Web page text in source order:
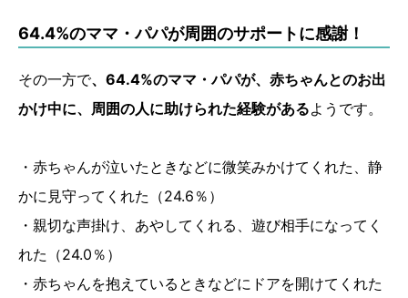
64.4%のママ・パパが周囲のサポートに感謝！
その一方で、64.4%のママ・パパが、赤ちゃんとのお出
かけ中に、周囲の人に助けられた経験があるようです。
・赤ちゃんが泣いたときなどに微笑みかけてくれた、静
かに見守ってくれた（24.6％）
・親切な声掛け、あやしてくれる、遊び相手になってく
れた（24.0％）
・赤ちゃんを抱えているときなどにドアを開けてくれた